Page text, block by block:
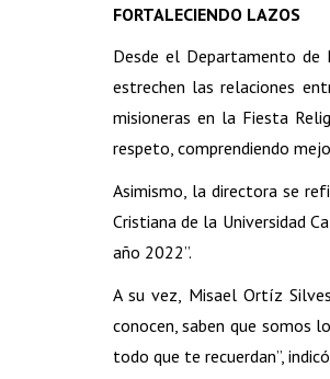
FORTALECIENDO LAZOS
Desde el Departamento de
estrechen las relaciones
misioneras en la Fiesta
respeto, comprendiendo
Asimismo, la directora se
Cristiana de la Universidad
año 2022”.
A su vez, Misael Ortíz
conocen, saben que somos
todo que te recuerdan”,